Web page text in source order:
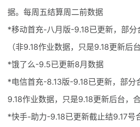
据。每周五结算周二前数据
*移动首充-八月版-9.18已更新，部分
（非9.18作业数据，只是9.18更新后
*饿了么-9.5已更新8月数据
*电信首充-8.13版-9.18已更新，部分
9.18作业数据，只是9.18更新后台，
*快手-助力-9.18已更新截止结9.17号